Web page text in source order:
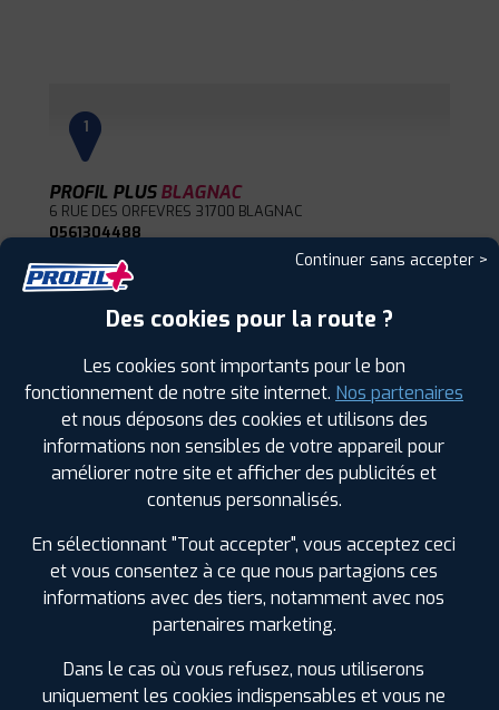
1
PROFIL PLUSBLAGNAC
6 RUE DES ORFEVRES 31700 BLAGNAC
0561304488
PROFIL PLUSMURET
0561514834
HORAIRES | +D'INFOS
PROFIL PLUSGAILLAC
124 AV. SAINT EXUPERY81600 GAILLAC
Continuer sans accepter >
Des cookies pour la route ?
Les cookies sont importants pour le bon
fonctionnement de notre site internet. Nos partenaires
et nous déposons des cookies et utilisons des
informations non sensibles de votre appareil pour
améliorer notre site et afficher des publicités et
contenus personnalisés.
En sélectionnant "Tout accepter", vous acceptez ceci
et vous consentez à ce que nous partagions ces
informations avec des tiers, notamment avec nos
partenaires marketing.
Dans le cas où vous refusez, nous utiliserons
uniquement les cookies indispensables et vous ne